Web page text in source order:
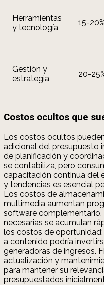
Herramientas
y tecnología
15-
Gestión y
estrategia
20-
Costos ocultos que
Los costos ocultos
adicional del presupuesto
de planificación y
se contabiliza, pero
capacitación continua del
y tendencias es esencial
Los costos de
multimedia aumentan
software complementario,
necesarias se acumulan
los costos de
a contenido podría
generadoras de ingresos.
actualización y
para mantener su
presupuestados